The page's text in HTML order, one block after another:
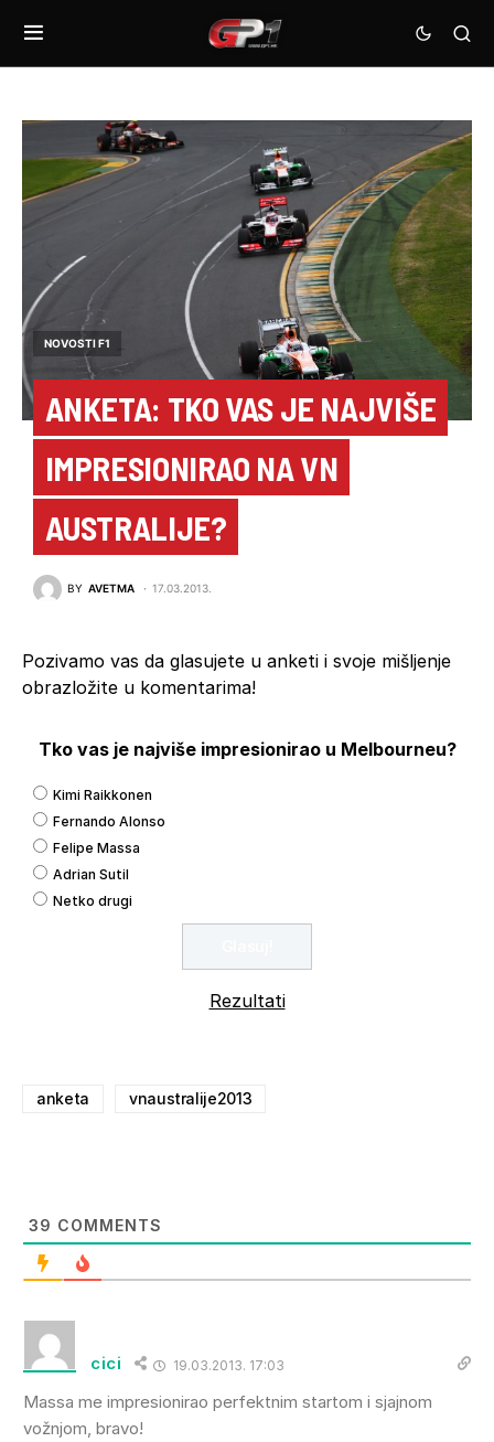
NOVOSTI F1
ANKETA: TKO VAS JE NAJVIŠE
IMPRESIONIRAO NA VN
AUSTRALIJE?
BY AVETMA 17.03.2013.
Pozivamo vas da glasujete u anketi i svoje mišljenje
obrazložite u komentarima!
Tko vas je najviše impresionirao u Melbourneu?
Kimi Raikkonen
Fernando Alonso
Felipe Massa
Adrian Sutil
Netko drugi
Rezultati
anketa vnaustralije2013
39 COMMENTS
cici 19.03.2013. 17:03
Massa me impresionirao perfektnim startom i sjajnom
vožnjom, bravo!